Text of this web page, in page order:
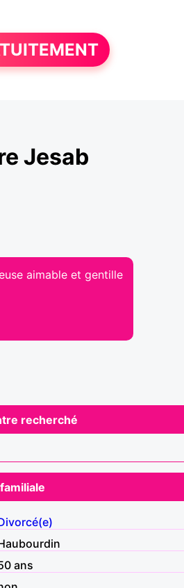
Jesab
aimable et gentille
recherché
ans